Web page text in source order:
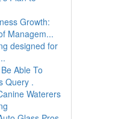
Growth:
Managem...
designed for
Able To
Query .
Waterers